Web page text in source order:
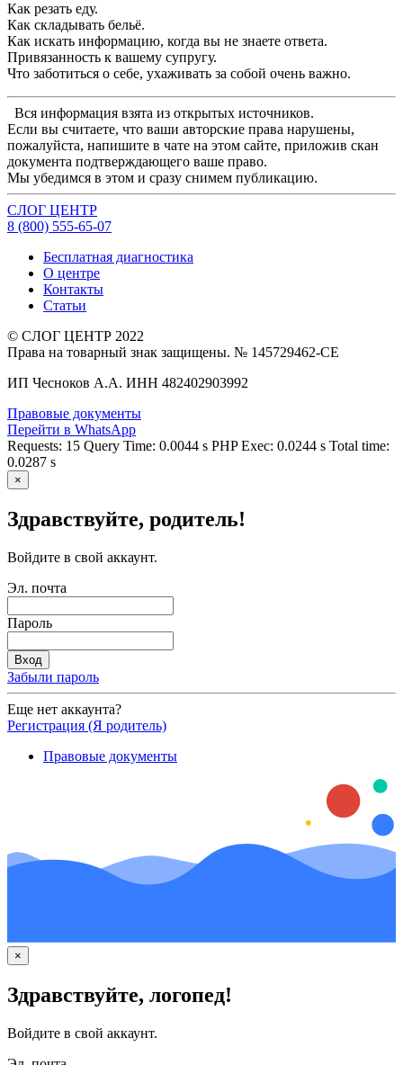
Как резать еду.
Как складывать бельё.
Как искать информацию, когда вы не знаете ответа.
Привязанность к вашему супругу.
Что заботиться о себе, ухаживать за собой очень важно.
Вся информация взята из открытых источников.
Если вы считаете, что ваши авторские права нарушены,
пожалуйста, напишите в чате на этом сайте, приложив скан
документа подтверждающего ваше право.
Мы убедимся в этом и сразу снимем публикацию.
СЛОГ ЦЕНТР
8 (800) 555-65-07
Бесплатная диагностика
О центре
Контакты
Статьи
© СЛОГ ЦЕНТР 2022
Права на товарный знак защищены. № 145729462-СЕ
ИП Чесноков А.А. ИНН 482402903992
Правовые документы
Перейти в WhatsApp
Requests: 15 Query Time: 0.0044 s PHP Exec: 0.0244 s Total time:
0.0287 s
×
Здравствуйте, родитель!
Войдите в свой аккаунт.
Эл. почта
Пароль
Забыли пароль
Еще нет аккаунта?
Регистрация (Я родитель)
Правовые документы
×
Здравствуйте, логопед!
Войдите в свой аккаунт.